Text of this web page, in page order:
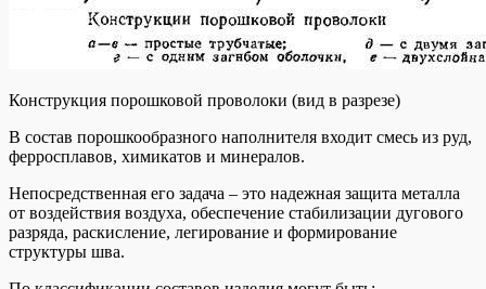
Конструкция порошковой проволоки (вид в разрезе)
В состав порошкообразного наполнителя входит смесь из руд,
ферросплавов, химикатов и минералов.
Непосредственная его задача – это надежная защита металла
от воздействия воздуха, обеспечение стабилизации дугового
разряда, раскисление, легирование и формирование
структуры шва.